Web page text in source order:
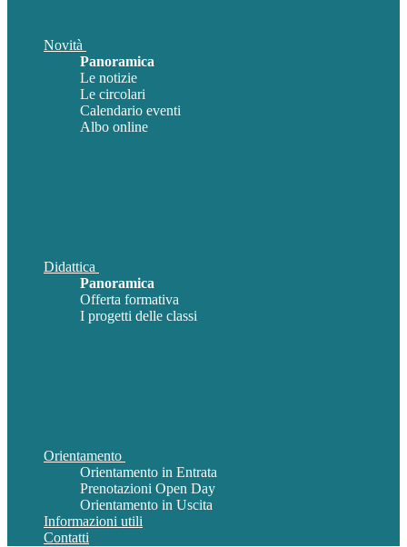
Novità
Panoramica
Le notizie
Le circolari
Calendario eventi
Albo online
Didattica
Panoramica
Offerta formativa
I progetti delle classi
Orientamento
Orientamento in Entrata
Prenotazioni Open Day
Orientamento in Uscita
Informazioni utili
Contatti